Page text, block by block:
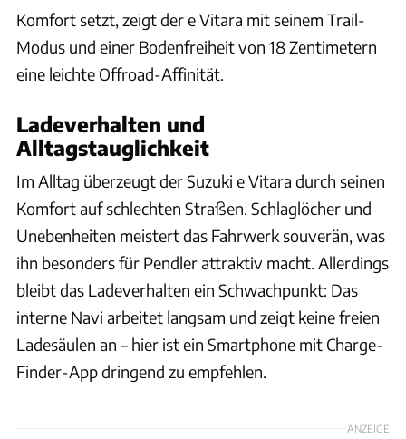
Komfort setzt, zeigt der e Vitara mit seinem Trail-
Modus und einer Bodenfreiheit von 18 Zentimetern
eine leichte Offroad-Affinität.
Ladeverhalten und
Alltagstauglichkeit
Im Alltag überzeugt der Suzuki e Vitara durch seinen
Komfort auf schlechten Straßen. Schlaglöcher und
Unebenheiten meistert das Fahrwerk souverän, was
ihn besonders für Pendler attraktiv macht. Allerdings
bleibt das Ladeverhalten ein Schwachpunkt: Das
interne Navi arbeitet langsam und zeigt keine freien
Ladesäulen an – hier ist ein Smartphone mit Charge-
Finder-App dringend zu empfehlen.
ANZEIGE